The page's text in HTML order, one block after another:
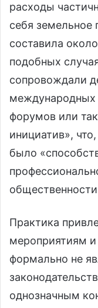
расходы
себя
составила
подобных
сопровождали
международных
форумов или
инициатив»,
было
Практика
мероприятиям и
формально не
однозначным